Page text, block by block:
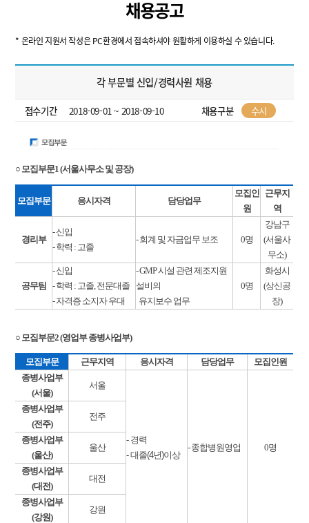
채용공고
* 온라인 지원서 작성은 PC환경에서 접속하셔야 원활하게 이용하실 수 있습니다.
각 부문별 신입/경력사원 채용
접수기간 2018-09-01 ~ 2018-09-10 채용구분 수시
○ 모집부문1 (서울사무소 및 공장)
모집부문 응시자격 담당업무
모집인
원
근무지
역
경리부
- 신입
- 학력 : 고졸
- 회계 및 자금업무 보조 0명
강남구
(서울사
무소)
공무팀
- 신입
- 학력 : 고졸, 전문대졸
- 자격증 소지자 우대
- GMP 시설 관련 제조지원
설비의
유지보수 업무
0명
화성시
(상신공
장)
○ 모집부문2 (영업부 종병사업부)
모집부문 근무지역 응시자격 담당업무
모집인원
종병사업부
(서울)
서울
- 경력
- 대졸(4년)이상
- 종합병원영업 0명
종병사업부
(전주)
전주
종병사업부
(울산)
울산
종병사업부
(대전)
대전
종병사업부
(강원)
강원